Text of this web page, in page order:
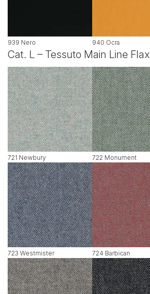
939 Nero 940 Ocra
Cat. L – Tessuto Main Line Flax
721 Newbury 722 Monument
723 Westmister 724 Barbican